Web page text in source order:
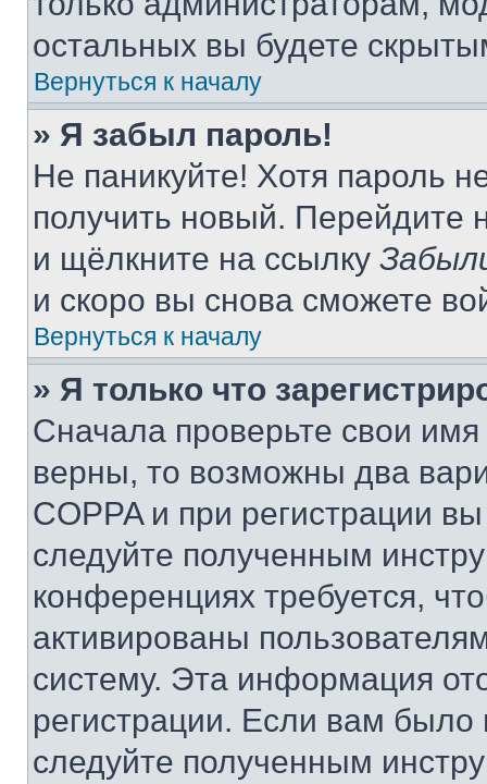
остальных вы будете
Вернуться к началу
» Я забыл пароль!
Не паникуйте! Хотя пароль
получить новый. Перейдите
и щёлкните на ссылку
и скоро вы снова сможете
Вернуться к началу
» Я только что
Сначала проверьте свои
верны, то возможны два
COPPA и при регистрации
следуйте полученным
конференциях требуется,
активированы
систему. Эта информация
регистрации. Если вам
следуйте полученным